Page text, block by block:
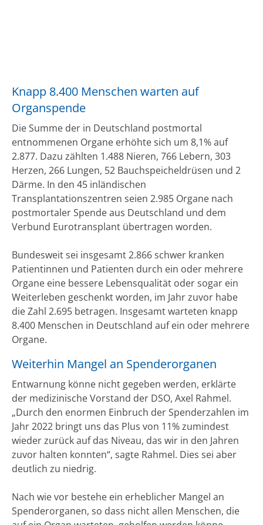
Knapp 8.400 Menschen warten auf
Organspende
Die Summe der in Deutschland postmortal
entnommenen Organe erhöhte sich um 8,1% auf
2.877. Dazu zählten 1.488 Nieren, 766 Lebern, 303
Herzen, 266 Lungen, 52 Bauchspeicheldrüsen und 2
Därme. In den 45 inländischen
Transplantationszentren seien 2.985 Organe nach
postmortaler Spende aus Deutschland und dem
Verbund Eurotransplant übertragen worden.
Bundesweit sei insgesamt 2.866 schwer kranken
Patientinnen und Patienten durch ein oder mehrere
Organe eine bessere Lebensqualität oder sogar ein
Weiterleben geschenkt worden, im Jahr zuvor habe
die Zahl 2.695 betragen. Insgesamt warteten knapp
8.400 Menschen in Deutschland auf ein oder mehrere
Organe.
Weiterhin Mangel an Spenderorganen
Entwarnung könne nicht gegeben werden, erklärte
der medizinische Vorstand der DSO, Axel Rahmel.
„Durch den enormen Einbruch der Spenderzahlen im
Jahr 2022 bringt uns das Plus von 11% zumindest
wieder zurück auf das Niveau, das wir in den Jahren
zuvor halten konnten“, sagte Rahmel. Dies sei aber
deutlich zu niedrig.
Nach wie vor bestehe ein erheblicher Mangel an
Spenderorganen, so dass nicht allen Menschen, die